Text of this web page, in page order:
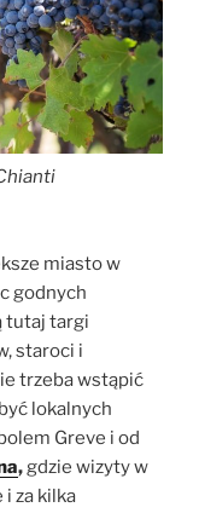
miasto w
godnych
tutaj targi
staroci i
trzeba wstąpić
lokalnych
Greve i od
,gdzie wizyty w
za kilka